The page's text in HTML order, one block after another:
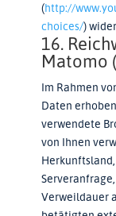
(http://
choices/)
16.
Matomo
Im Rahmen
Daten
verwendete
von Ihnen
Verweildauer